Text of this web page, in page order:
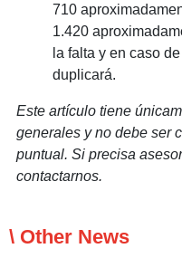
710
1.420
la falta y en caso
duplicará.
Este artículo tiene
generales y no debe ser
puntual. Si precisa
contactarnos.
\ Other News